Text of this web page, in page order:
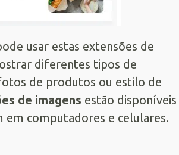
usar estas extensões de
diferentes tipos de
de produtos ou estilo de
de imagens estão disponíveis
em computadores e celulares.